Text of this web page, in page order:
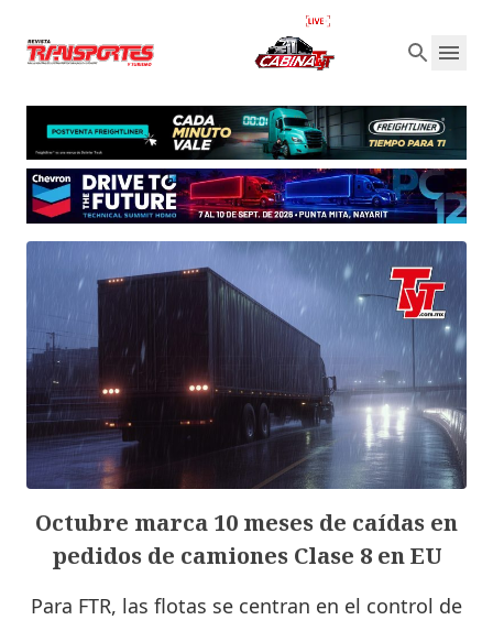
Octubre marca 10 meses de caídas en
pedidos de camiones Clase 8 en EU
Para FTR, las flotas se centran en el control de